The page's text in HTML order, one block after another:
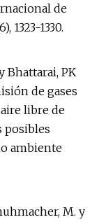
de
1323-1330.
Bhattarai, PK
de gases
libre de
posibles
ambiente
M. y